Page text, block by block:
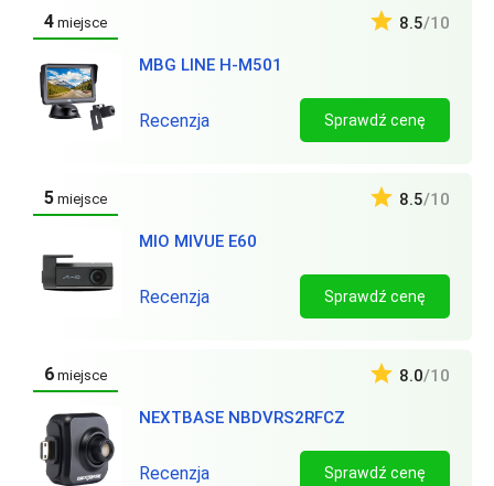
4 miejsce
MBG LINE H-M501
8.5/10
Recenzja Sprawdź cenę
5 miejsce
MIO MIVUE E60
8.5/10
Recenzja Sprawdź cenę
6 miejsce
NEXTBASE NBDVRS2RFCZ
8.0/10
Recenzja Sprawdź cenę